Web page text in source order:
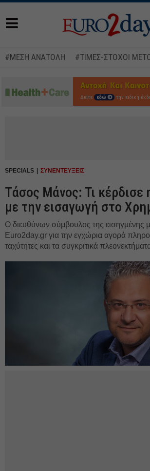
#ΜΕΣΗ ΑΝΑΤΟΛΗ #ΤΙΜΕΣ-ΣΤΟΧΟΙ
Δείτε εδώ την ειδική
SPECIALS ΣΥΝΕΝΤΕΥΞΕΙΣ
Tάσος Μάνος: Τι κέρδισε
με την εισαγωγή στο
O διευθύνων σύμβουλος της εισηγμένης
Euro2day.gr για την εγχώρια αγορά
ταχύτητες και τα συγκριτικά